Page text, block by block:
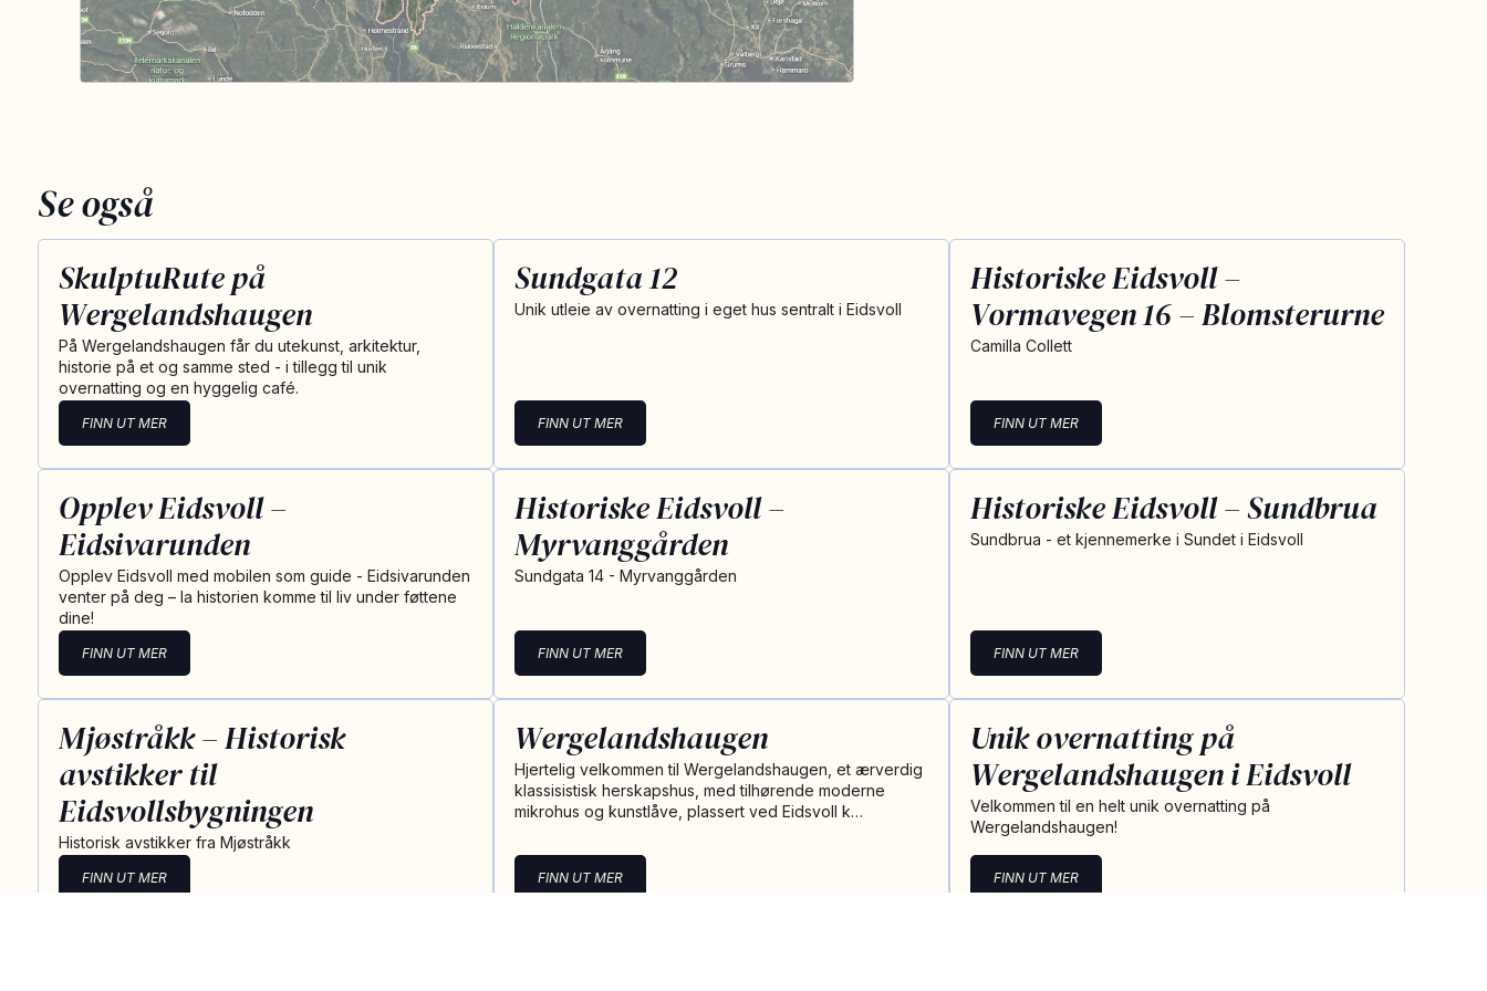
Se også
SkulptuRute på
Wergelandshaugen
På Wergelandshaugen får du utekunst, arkitektur,
historie på et og samme sted - i tillegg til unik
overnatting og en hyggelig café.
FINN UT MER
Sundgata 12
Unik utleie av overnatting i eget hus sentralt i Eidsvoll
FINN UT MER
Historiske Eidsvoll –
Vormavegen 16 – Blomsterurne
Camilla Collett
FINN UT MER
Opplev Eidsvoll –
Eidsivarunden
Opplev Eidsvoll med mobilen som guide - Eidsivarunden
venter på deg – la historien komme til liv under føttene
dine!
FINN UT MER
Historiske Eidsvoll –
Myrvanggården
Sundgata 14 - Myrvanggården
FINN UT MER
Historiske Eidsvoll – Sundbrua
Sundbrua - et kjennemerke i Sundet i Eidsvoll
FINN UT MER
Mjøstråkk – Historisk
avstikker til
Eidsvollsbygningen
Historisk avstikker fra Mjøstråkk
FINN UT MER
Wergelandshaugen
Hjertelig velkommen til Wergelandshaugen, et ærverdig
klassisistisk herskapshus, med tilhørende moderne
mikrohus og kunstlåve, plassert ved Eidsvoll k…
FINN UT MER
Unik overnatting på
Wergelandshaugen i Eidsvoll
Velkommen til en helt unik overnatting på
Wergelandshaugen!
FINN UT MER